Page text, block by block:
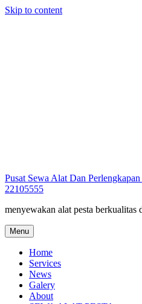
Skip to content
Pusat Sewa Alat Dan
22105555
menyewakan alat pesta berkualitas
Menu
Home
Services
News
Galery
About